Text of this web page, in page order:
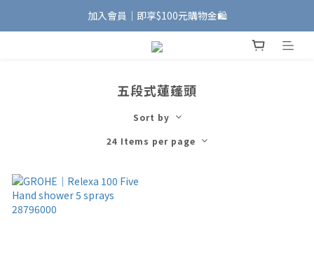
加入會員｜即享$100元購物金🛍️
加入會員｜即享$100元購物金🛍️
安裝維修服務｜Line ID @885wywfl
五段式蓮蓬頭
Sort by
24 Items per page